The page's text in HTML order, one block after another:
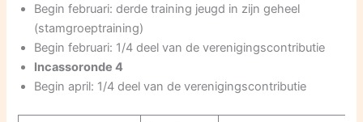
Begin februari: derde training jeugd in zijn geheel
(stamgroeptraining)
Begin februari: 1/4 deel van de verenigingscontributie
Incassoronde 4
Begin april: 1/4 deel van de verenigingscontributie